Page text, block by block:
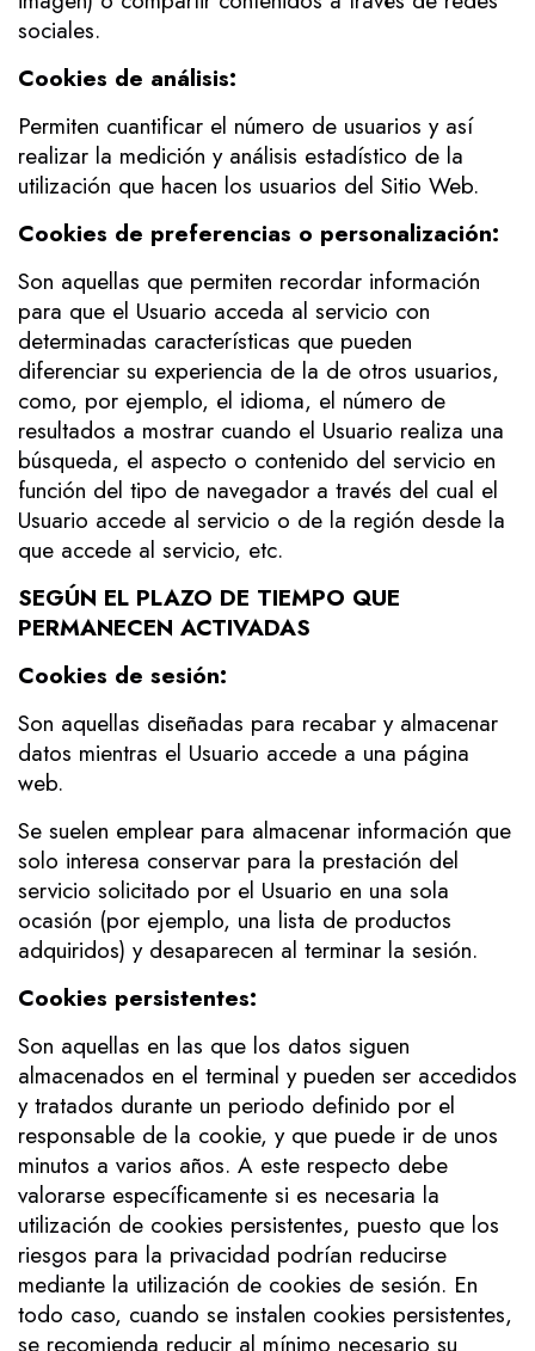
sociales.
Cookies de análisis:
Permiten cuantificar el número de usuarios y así
realizar la medición y análisis estadístico de la
utilización que hacen los usuarios del Sitio Web.
Cookies de preferencias o personalización:
Son aquellas que permiten recordar información
para que el Usuario acceda al servicio con
determinadas características que pueden
diferenciar su experiencia de la de otros usuarios,
como, por ejemplo, el idioma, el número de
resultados a mostrar cuando el Usuario realiza una
búsqueda, el aspecto o contenido del servicio en
función del tipo de navegador a través del cual el
Usuario accede al servicio o de la región desde la
que accede al servicio, etc.
SEGÚN EL PLAZO DE TIEMPO QUE
PERMANECEN ACTIVADAS
Cookies de sesión:
Son aquellas diseñadas para recabar y almacenar
datos mientras el Usuario accede a una página
web.
Se suelen emplear para almacenar información que
solo interesa conservar para la prestación del
servicio solicitado por el Usuario en una sola
ocasión (por ejemplo, una lista de productos
adquiridos) y desaparecen al terminar la sesión.
Cookies persistentes:
Son aquellas en las que los datos siguen
almacenados en el terminal y pueden ser accedidos
y tratados durante un periodo definido por el
responsable de la cookie, y que puede ir de unos
minutos a varios años. A este respecto debe
valorarse específicamente si es necesaria la
utilización de cookies persistentes, puesto que los
riesgos para la privacidad podrían reducirse
mediante la utilización de cookies de sesión. En
todo caso, cuando se instalen cookies persistentes,